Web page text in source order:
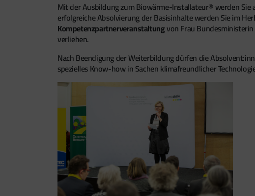
Mit der Ausbildung zum Biowärme-Installateur® werden
erfolgreiche Absolvierung der Basisinhalte werden Sie im
Kompetenzpartnerveranstaltungvon Frau
verliehen.
Nach Beendigung der Weiterbildung dürfen die
spezielles Know-how in Sachen klimafreundlicher